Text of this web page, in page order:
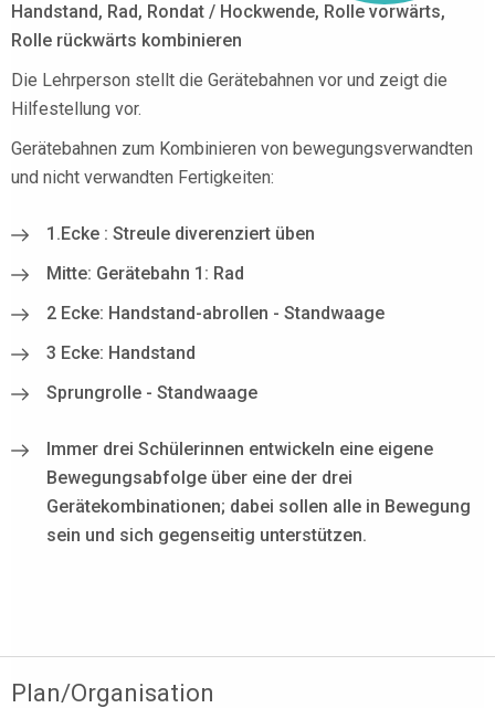
Handstand, Rad, Rondat / Hockwende, Rolle vorwärts,
Rolle rückwärts kombinieren
Die Lehrperson stellt die Gerätebahnen vor und zeigt die
Hilfestellung vor.
Gerätebahnen zum Kombinieren von bewegungsverwandten
und nicht verwandten Fertigkeiten:
1.Ecke : Streule diverenziert üben
Mitte: Gerätebahn 1: Rad
2 Ecke: Handstand-abrollen - Standwaage
3 Ecke: Handstand
Sprungrolle - Standwaage
Immer drei Schülerinnen entwickeln eine eigene
Bewegungsabfolge über eine der drei
Gerätekombinationen; dabei sollen alle in Bewegung
sein und sich gegenseitig unterstützen.
Plan/Organisation